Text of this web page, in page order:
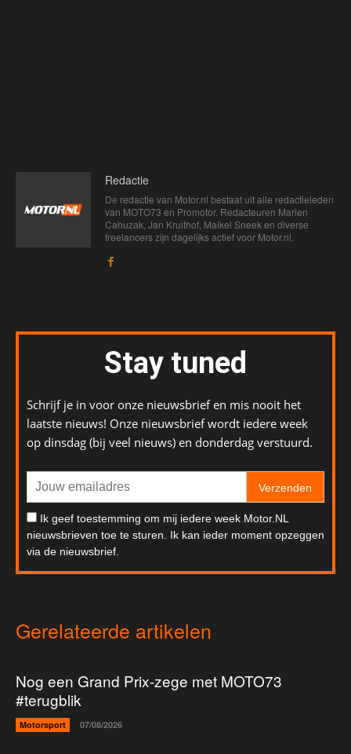
Redactie
De redactie van Motor.nl bestaat uit alle redactieleden
van MOTO73 en Promotor. Redacteuren Marien
Cahuzak, Jan Kruithof, Maikel Sneek en diverse
freelancers zijn dagelijks actief voor Motor.nl.
Stay tuned
Schrijf je in voor onze nieuwsbrief en mis nooit het
laatste nieuws! Onze nieuwsbrief wordt iedere week
op dinsdag (bij veel nieuws) en donderdag verstuurd.
Verzenden
Ik geef toestemming om mij iedere week Motor.NL
nieuwsbrieven toe te sturen. Ik kan ieder moment opzeggen
via de nieuwsbrief.
Gerelateerde artikelen
Nog een Grand Prix-zege met MOTO73
#terugblik
Motorsport 07/08/2026